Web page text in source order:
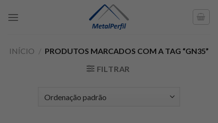
INÍCIO / PRODUTOS MARCADOS COM A TAG “GN35”
FILTRAR